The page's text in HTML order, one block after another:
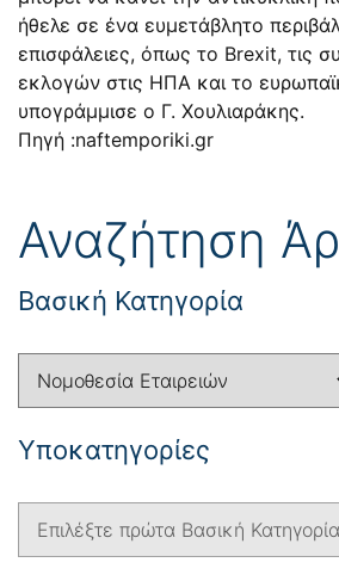
ήθελε σε ένα ευμετάβλητο
επισφάλειες, όπως το Brexit, τις
εκλογών στις ΗΠΑ και το
υπογράμμισε ο Γ. Χουλιαράκης.
Πηγή :naftemporiki.gr
Αναζήτηση
Βασική Κατηγορία
Yποκατηγορίες